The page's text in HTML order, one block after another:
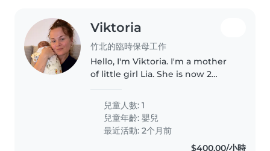
Viktoria
竹北的臨時保母工作
Hello, I'm Viktoria. I'm a mother
of little girl Lia. She is now 2
we moved to Taiwan for 3 years
now. I'm looking for babysitter
who can help me with..
兒童人數: 1
兒童年齡:嬰兒
最近活動: 2个月前
$400.00/小時